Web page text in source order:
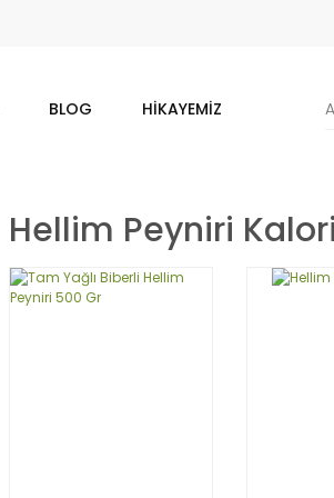
BLOG HIKAYEMIZ
Hellim Peyniri Kalori